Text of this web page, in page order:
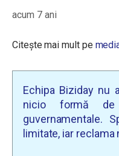
acum 7 ani
Citește mai mult pe
Echipa Biziday nu
nicio formă de
guvernamentale.
limitate, iar reclama